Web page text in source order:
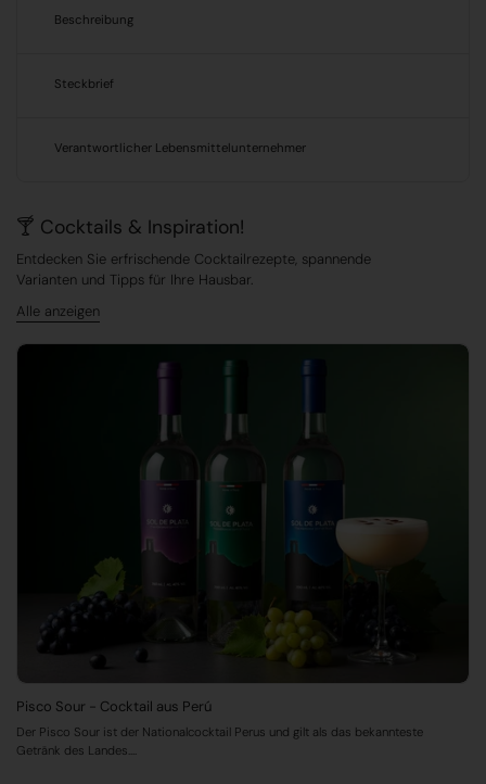
Beschreibung
Steckbrief
Verantwortlicher Lebensmittelunternehmer
🍸 Cocktails & Inspiration!
Entdecken Sie erfrischende Cocktailrezepte, spannende
Varianten und Tipps für Ihre Hausbar.
Alle anzeigen
Pisco Sour - Cocktail aus Perú
Der Pisco Sour ist der Nationalcocktail Perus und gilt als das bekannteste
Getränk des Landes....